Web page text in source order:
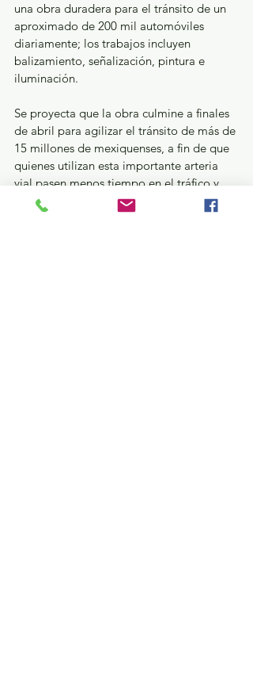
una obra duradera para el tránsito de un
aproximado de 200 mil automóviles
diariamente; los trabajos incluyen
balizamiento, señalización, pintura e
iluminación.
Se proyecta que la obra culmine a finales
de abril para agilizar el tránsito de más de
15 millones de mexiquenses, a fin de que
quienes utilizan esta importante arteria
vial pasen menos tiempo en el tráfico y
más tiempo con sus seres queridos.